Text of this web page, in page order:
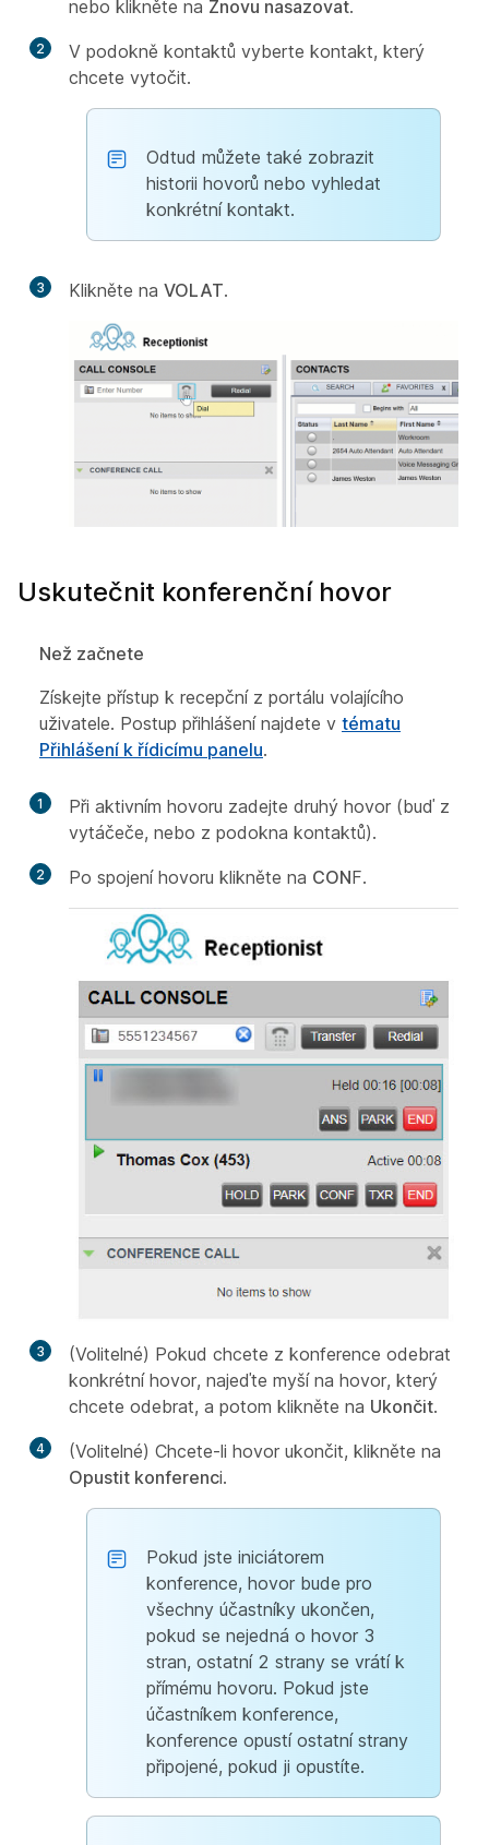
nebo klikněte na Znovu nasazovat.
2
V podokně kontaktů vyberte kontakt, který
chcete vytočit.
Odtud můžete také zobrazit
historii hovorů nebo vyhledat
konkrétní kontakt.
3 Klikněte na VOLAT.
Uskutečnit konferenční hovor
Než začnete
Získejte přístup k recepční z portálu volajícího
uživatele. Postup přihlášení najdete v tématu
Přihlášení k řídicímu panelu.
1
Při aktivním hovoru zadejte druhý hovor (buď z
vytáčeče, nebo z podokna kontaktů).
2 Po spojení hovoru klikněte na CONF.
3
(Volitelné) Pokud chcete z konference odebrat
konkrétní hovor, najeďte myší na hovor, který
chcete odebrat, a potom klikněte na Ukončit.
4
(Volitelné) Chcete-li hovor ukončit, klikněte na
Opustit konferenci.
Pokud jste iniciátorem
konference, hovor bude pro
všechny účastníky ukončen,
pokud se nejedná o hovor 3
stran, ostatní 2 strany se vrátí k
přímému hovoru. Pokud jste
účastníkem konference,
konference opustí ostatní strany
připojené, pokud ji opustíte.